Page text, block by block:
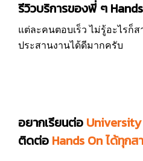
รีวิวบริการของพี่ ๆ
แต่ละคนตอบเร็ว ไม่รู้อะไรก็
ประสานงานได้ดีมากครับ
อยากเรียนต่อ
ติดต่อ Hands On ได้ทุกส